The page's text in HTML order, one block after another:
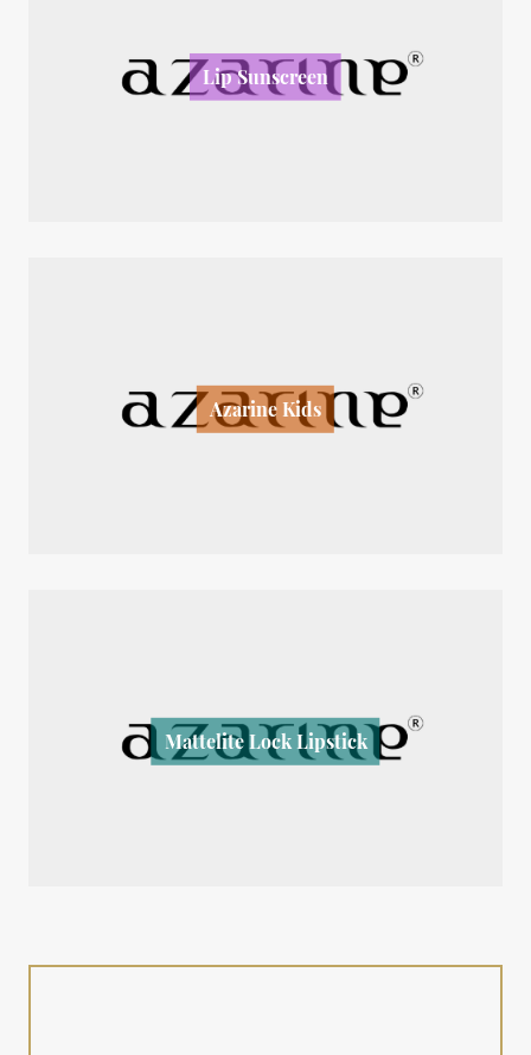
Lip Sunscreen
Azarine Kids
Mattelite Lock Lipstick